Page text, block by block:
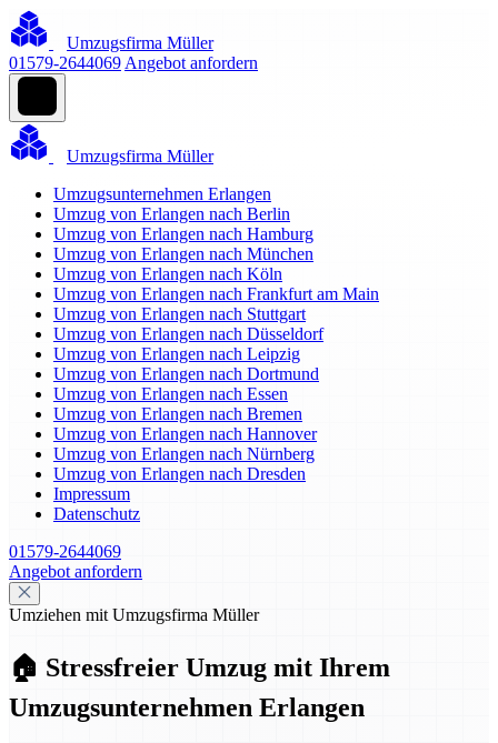
Umzugsfirma Müller
01579-2644069 Angebot anfordern
Umzugsfirma Müller
Umzugsunternehmen Erlangen
Umzug von Erlangen nach Berlin
Umzug von Erlangen nach Hamburg
Umzug von Erlangen nach München
Umzug von Erlangen nach Köln
Umzug von Erlangen nach Frankfurt am Main
Umzug von Erlangen nach Stuttgart
Umzug von Erlangen nach Düsseldorf
Umzug von Erlangen nach Leipzig
Umzug von Erlangen nach Dortmund
Umzug von Erlangen nach Essen
Umzug von Erlangen nach Bremen
Umzug von Erlangen nach Hannover
Umzug von Erlangen nach Nürnberg
Umzug von Erlangen nach Dresden
Impressum
Datenschutz
01579-2644069
Angebot anfordern
Umziehen mit Umzugsfirma Müller
🏠 Stressfreier Umzug mit Ihrem
Umzugsunternehmen Erlangen